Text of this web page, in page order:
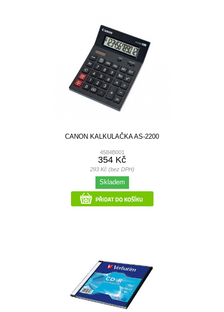
CANON KALKULAČKA AS-2200
4584B001
354 Kč
293 Kč (bez DPH)
Skladem